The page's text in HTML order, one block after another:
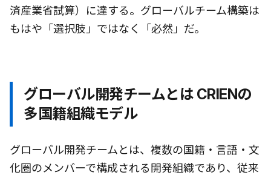
済産業省試算）に達する。グローバルチーム構築は
もはや「選択肢」ではなく「必然」だ。
グローバル開発チームとは CRIENの
多国籍組織モデル
グローバル開発チームとは、複数の国籍・言語・文
化圏のメンバーで構成される開発組織であり、従来